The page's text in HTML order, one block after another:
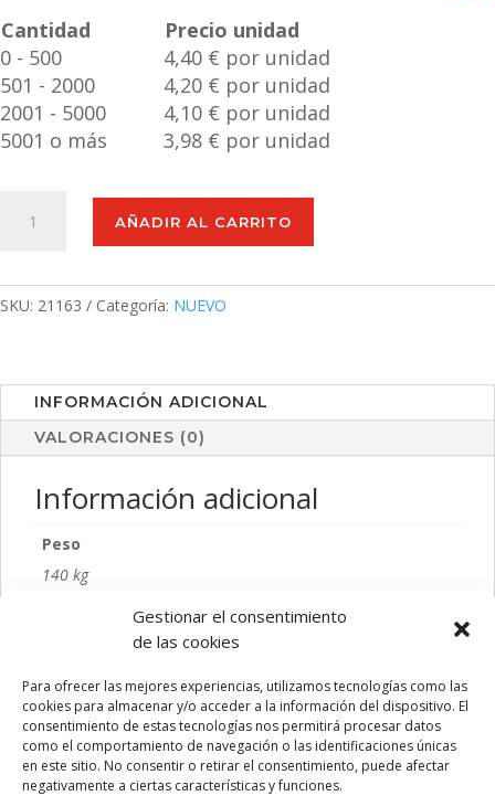
Gestionar el consentimiento
de las cookies
Para ofrecer las mejores experiencias, utilizamos tecnologías como las
cookies para almacenar y/o acceder a la información del dispositivo. El
consentimiento de estas tecnologías nos permitirá procesar datos
como el comportamiento de navegación o las identificaciones únicas
en este sitio. No consentir o retirar el consentimiento, puede afectar
negativamente a ciertas características y funciones.
Cantidad
Precio unidad
0 - 500
4,40 € por unidad
501 - 2000
4,20 € por unidad
2001 - 5000
4,10 € por unidad
5001 o más
3,98 € por unidad
Adulto
cantidad
AÑADIR AL CARRITO
SKU: 21163 Categoría: NUEVO
INFORMACIÓN ADICIONAL
VALORACIONES (0)
Información adicional
Peso
140 kg
AZUL, BLANCO, GRIS, MARINO, NEGRO
Talla
L, M, S, XL, XS